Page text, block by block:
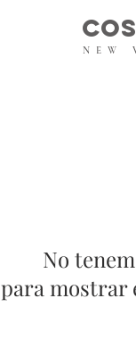
NEW
No
para mostrar